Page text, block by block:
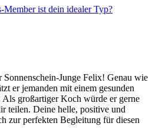
Member ist dein idealer Typ?
Sonnenschein-Junge Felix! Genau wie
er jemanden mit einem gesunden
Als großartiger Koch würde er gerne
teilen. Deine helle, positive und
zur perfekten Begleitung für diesen